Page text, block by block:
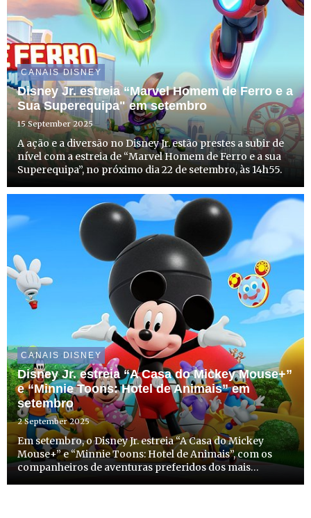
CANAIS DISNEY
Disney Jr. estreia “Marvel Homem de Ferro e a
Sua Superequipa" em setembro
15 September 2025
A ação e a diversão no Disney Jr. estão prestes a subir de
nível com a estreia de “Marvel Homem de Ferro e a sua
Superequipa”, no próximo dia 22 de setembro, às 14h55.
CANAIS DISNEY
Disney Jr. estreia “A Casa do Mickey Mouse+”
e “Minnie Toons: Hotel de Animais” em
setembro
2 September 2025
Em setembro, o Disney Jr. estreia “A Casa do Mickey
Mouse+” e “Minnie Toons: Hotel de Animais”, com os
companheiros de aventuras preferidos dos mais